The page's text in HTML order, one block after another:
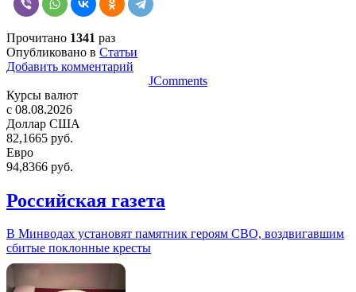
Прочитано 1341 раз
Опубликовано в Статьи
Добавить комментарий
JComments
Курсы валют
c 08.08.2026
Доллар США
82,1665 руб.
Евро
94,8366 руб.
Российская газета
В Минводах установят памятник героям СВО, воздвигавшим
сбитые поклонные кресты